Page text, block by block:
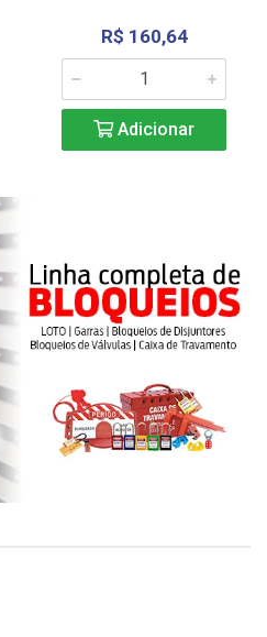
R$ 160,64
Adicionar